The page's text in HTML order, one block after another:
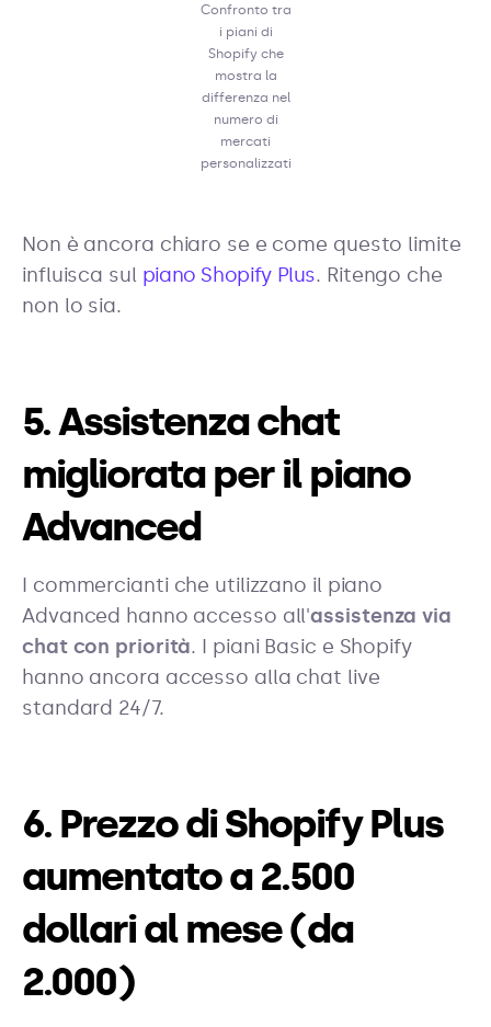
Confronto tra
i piani di
Shopify che
mostra la
differenza nel
numero di
mercati
personalizzati
Non è ancora chiaro se e come questo limite
influisca sul piano Shopify Plus. Ritengo che
non lo sia.
5. Assistenza chat
migliorata per il piano
Advanced
I commercianti che utilizzano il piano
Advanced hanno accesso all'assistenza via
chat con priorità. I piani Basic e Shopify
hanno ancora accesso alla chat live
standard 24/7.
6. Prezzo di Shopify Plus
aumentato a 2.500
dollari al mese (da
2.000)